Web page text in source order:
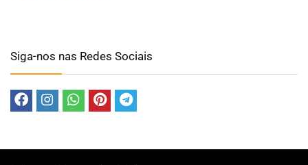
Siga-nos nas Redes Sociais